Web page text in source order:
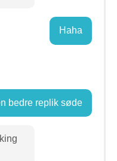
Haha
bedre replik søde